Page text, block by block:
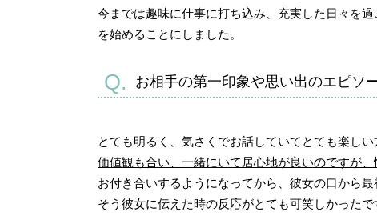
今までは趣味に仕事に打ち込み、充実した日々を
を始めることにしました。
お相手の第一印象や思い出のエピソ
とても明るく、気さくでお話していてとても楽しい
価値観も合い、一緒にいて居心地が良いのですが
お付き合いするようになってから、彼女の口から
そう彼女に伝えた時の反応がとても可笑しかったで